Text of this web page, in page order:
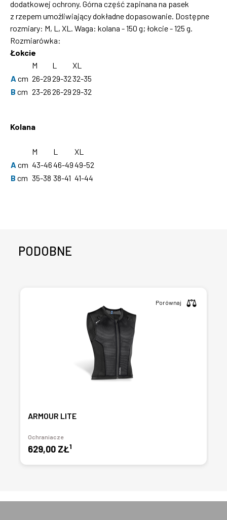
dodatkowej ochrony. Górna część zapinana na pasek
z rzepem umożliwiający dokładne dopasowanie. Dostępne
rozmiary: M, L, XL. Waga: kolana - 150 g; łokcie - 125 g.
Rozmiarówka:
Łokcie
M
L
XL
A cm 26-2929-3232-35
B cm 23-2626-2929-32
Kolana
M L
XL
A cm 43-4646-4949-52
B cm 35-38 38-41 41-44
PODOBNE
ARMOUR LITE
Ochraniacze
629,00 ZŁ1
Porównaj